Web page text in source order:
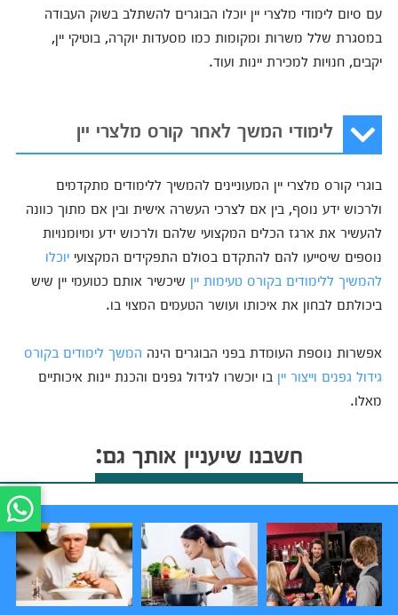
עם סיום לימודי מלצרי יין יוכלו הבוגרים להשתלב בשוק העבודה
במסגרת שלל משרות ומקומות כמו מסעדות יוקרה, בוטיקי יין,
יקבים, חנויות למכירת יינות ועוד.
לימודי המשך לאחר קורס מלצרי יין
בוגרי קורס מלצרי יין המעוניינים להמשיך ללימודים מתקדמים
ולרכוש ידע נוסף, בין אם לצרכי העשרה אישית ובין אם מתוך כוונה
להעשיר את ארגז הכלים המקצועי שלהם ולרכוש ידע ומיומנויות
נוספים שיסייעו להם להתקדם בסולם התפקידים המקצועי יוכלו
להמשיך ללימודים בקורס טעימות יין שיכשיר אותם כטועמי יין שיש
ביכולתם לבחון את איכותו ועושר הטעמים המצוי בו.
אפשרות נוספת העומדת בפני הבוגרים הינה המשך לימודים בקורס
גידול גפנים וייצור יין בו יוכשרו לגידול גפנים והכנת יינות איכותיים
מאלו.
חשבנו שיעניין אותך גם: